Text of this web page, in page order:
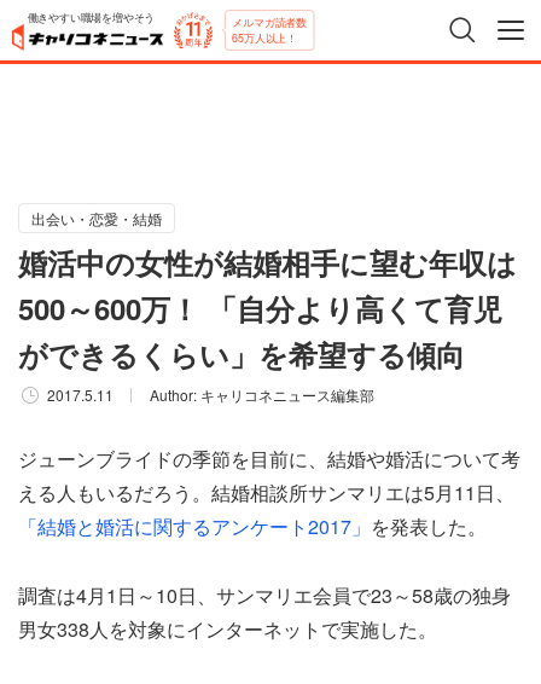
働きやすい職場を増やそう メルマガ読者数
65万人以上！
出会い・恋愛・結婚
婚活中の女性が結婚相手に望む年収は
500～600万！ 「自分より高くて育児
ができるくらい」を希望する傾向
2017.5.11 Author: キャリコネニュース編集部
ジューンブライドの季節を目前に、結婚や婚活について考
える人もいるだろう。結婚相談所サンマリエは5月11日、
「結婚と婚活に関するアンケート2017」 を発表した。
調査は4月1日～10日、サンマリエ会員で23～58歳の独身
男女338人を対象にインターネットで実施した。